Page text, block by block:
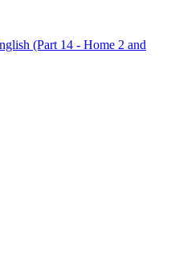
(Part 14 - Home 2 and